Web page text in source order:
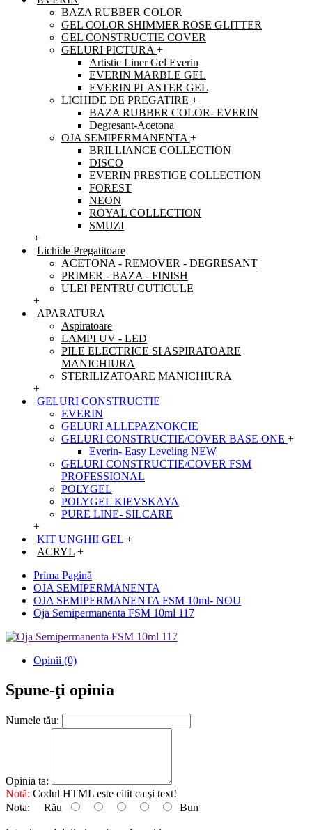
BAZA RUBBER COLOR
GEL COLOR SHIMMER ROSE GLITTER
GEL CONSTRUCTIE COVER
GELURI PICTURA +
Artistic Liner Gel Everin
EVERIN MARBLE GEL
EVERIN PLASTER GEL
LICHIDE DE PREGATIRE +
BAZA RUBBER COLOR- EVERIN
Degresant-Acetona
OJA SEMIPERMANENTA +
BRILLIANCE COLLECTION
DISCO
EVERIN PRESTIGE COLLECTION
FOREST
NEON
ROYAL COLLECTION
SMUZI
+
Lichide Pregatitoare
ACETONA - REMOVER - DEGRESANT
PRIMER - BAZA - FINISH
ULEI PENTRU CUTICULE
+
APARATURA
Aspiratoare
LAMPI UV - LED
PILE ELECTRICE SI ASPIRATOARE
MANICHIURA
STERILIZATOARE MANICHIURA
+
GELURI CONSTRUCTIE
EVERIN
GELURI ALLEPAZNOKCIE
GELURI CONSTRUCTIE/COVER BASE ONE +
Everin- Easy Leveling NEW
GELURI CONSTRUCTIE/COVER FSM
PROFESSIONAL
POLYGEL
POLYGEL KIEVSKAYA
PURE LINE- SILCARE
+
KIT UNGHII GEL +
ACRYL +
Prima Pagină
OJA SEMIPERMANENTA
OJA SEMIPERMANENTA FSM 10ml- NOU
Oja Semipermanenta FSM 10ml 117
Opinii (0)
Spune-ţi opinia
Numele tău:
Opinia ta:
Notă: Codul HTML este citit ca şi text!
Nota: Rău Bun